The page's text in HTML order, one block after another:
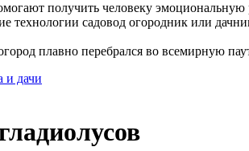
получить человеку
технологии садовод огородник или
плавно перебрался во всемирную
и дачи